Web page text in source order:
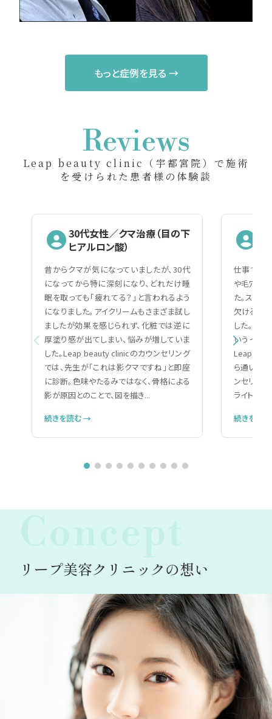
もっと症例を見る →
Reviews
Leap beauty clinic（宇都宮院）で施術
を受けられた患者様の体験談
30代女性／クマ治療（目の下
ヒアルロン酸）
昔からクマが気になっていましたが、30代
になってから特に深刻になり、どれだけ睡
眠を取っても「疲れてる？」と言われるよう
になりました。アイクリームもさまざま試し
ましたが効果を感じられず、化粧では逆に
厚塗り感が出てしまい、悩みが増していま
した。Leap beauty clinicのカウンセリング
では、先生が「これは影クマですね」と即座
に診断。色味やたるみではなく、骨格による
影が原因とのことで、図を描き...
続きを読む →
仕事で人
や毛穴の
た。スキ
欠ける自
した。美
いうイメ
Leap
ら通いや
ンセリン
ライトで細
続きを読
リープ美容クリニックの想い